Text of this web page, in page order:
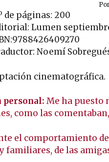
de páginas: 200
Lumen
Noemí
cinematográfica.
personal: Me ha puesto
como las
el comportamiento
familiares, de las